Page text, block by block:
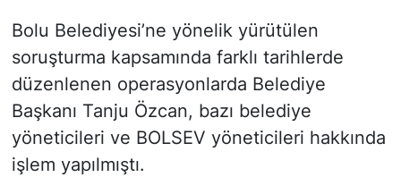
Bolu Belediyesi’ne yönelik yürütülen
soruşturma kapsamında farklı tarihlerde
düzenlenen operasyonlarda Belediye
Başkanı Tanju Özcan, bazı belediye
yöneticileri ve BOLSEV yöneticileri hakkında
işlem yapılmıştı.